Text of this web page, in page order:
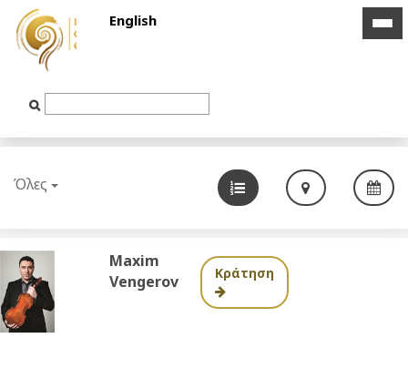
icon
icon
English
Input
Όλες
Maxim
Vengerov
Κράτηση